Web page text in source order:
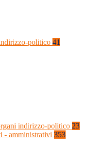
politico 41
indirizzo-politico 23
- amministrativi 353